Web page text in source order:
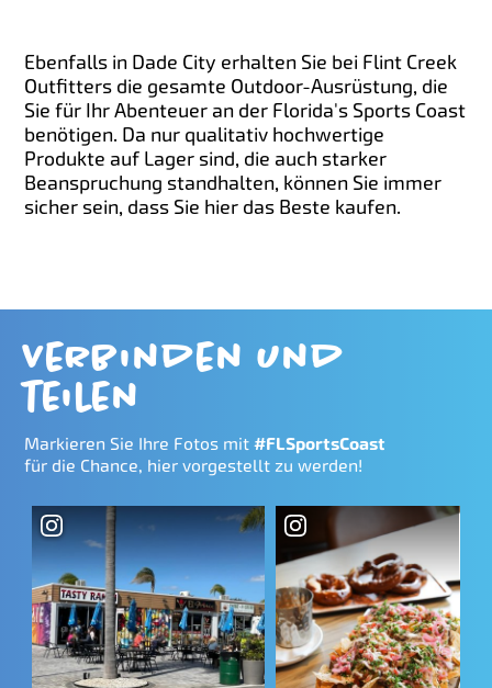
Ebenfalls in Dade City erhalten Sie bei Flint Creek
Outfitters die gesamte Outdoor-Ausrüstung, die
Sie für Ihr Abenteuer an der Florida's Sports Coast
benötigen. Da nur qualitativ hochwertige
Produkte auf Lager sind, die auch starker
Beanspruchung standhalten, können Sie immer
sicher sein, dass Sie hier das Beste kaufen.
Verbinden und
teilen
Markieren Sie Ihre Fotos mit#FLSportsCoast
für die Chance, hier vorgestellt zu werden!